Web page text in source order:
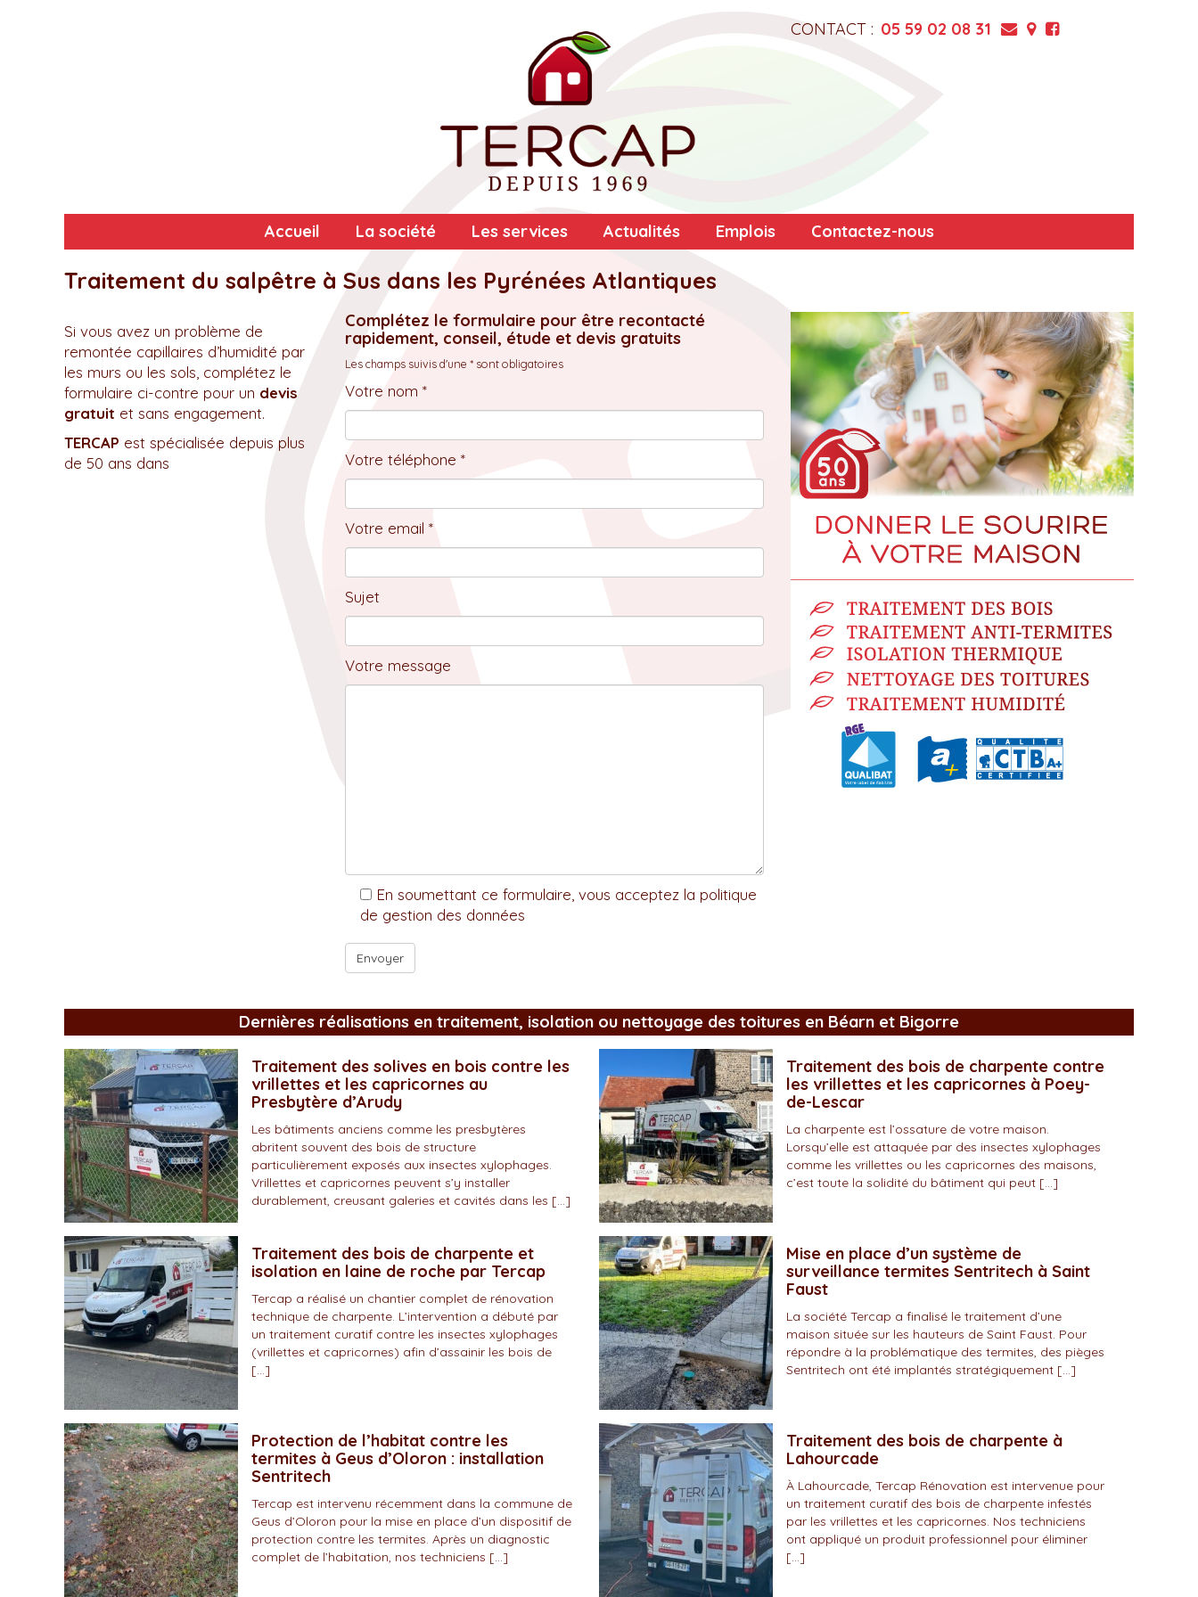
CONTACT : 05 59 02 08 31
Accueil La société Les services Actualités Emplois Contactez-nous
Traitement du salpêtre à Sus dans les Pyrénées Atlantiques
Si vous avez un problème de
remontée capillaires d’humidité par
les murs ou les sols, complétez le
formulaire ci-contre pour un devis
gratuit et sans engagement.
TERCAP est spécialisée depuis plus
de 50 ans dans
Complétez le formulaire pour être recontacté
rapidement, conseil, étude et devis gratuits
Les champs suivis d'une * sont obligatoires
Votre nom *
Votre téléphone *
Votre email *
Sujet
Votre message
En soumettant ce formulaire, vous acceptez la politique
de gestion des données
Dernières réalisations en traitement, isolation ou nettoyage des toitures en Béarn et Bigorre
Traitement des solives en bois contre les
vrillettes et les capricornes au
Presbytère d’Arudy
Les bâtiments anciens comme les presbytères
abritent souvent des bois de structure
particulièrement exposés aux insectes xylophages.
Vrillettes et capricornes peuvent s’y installer
durablement, creusant galeries et cavités dans les […]
Traitement des bois de charpente contre
les vrillettes et les capricornes à Poey-
de-Lescar
La charpente est l’ossature de votre maison.
Lorsqu’elle est attaquée par des insectes xylophages
comme les vrillettes ou les capricornes des maisons,
c’est toute la solidité du bâtiment qui peut […]
Traitement des bois de charpente et
isolation en laine de roche par Tercap
Tercap a réalisé un chantier complet de rénovation
technique de charpente. L’intervention a débuté par
un traitement curatif contre les insectes xylophages
(vrillettes et capricornes) afin d’assainir les bois de
[…]
Mise en place d’un système de
surveillance termites Sentritech à Saint
Faust
La société Tercap a finalisé le traitement d’une
maison située sur les hauteurs de Saint Faust. Pour
répondre à la problématique des termites, des pièges
Sentritech ont été implantés stratégiquement […]
Protection de l’habitat contre les
termites à Geus d’Oloron : installation
Sentritech
Tercap est intervenu récemment dans la commune de
Geus d’Oloron pour la mise en place d’un dispositif de
protection contre les termites. Après un diagnostic
complet de l’habitation, nos techniciens […]
Traitement des bois de charpente à
Lahourcade
À Lahourcade, Tercap Rénovation est intervenue pour
un traitement curatif des bois de charpente infestés
par les vrillettes et les capricornes. Nos techniciens
ont appliqué un produit professionnel pour éliminer
[…]